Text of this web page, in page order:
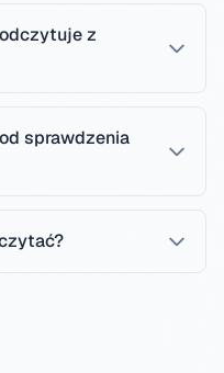
z
sprawdzenia